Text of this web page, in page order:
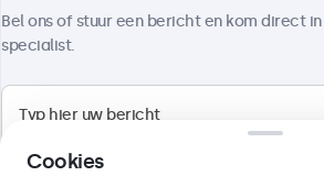
Bel ons of stuur een bericht en kom direct
specialist.
Cookies